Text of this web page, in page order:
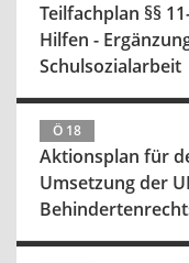
Teilfachplan §§
Hilfen -
Schulsozialarbeit
Ö 18
Aktionsplan für
Umsetzung der